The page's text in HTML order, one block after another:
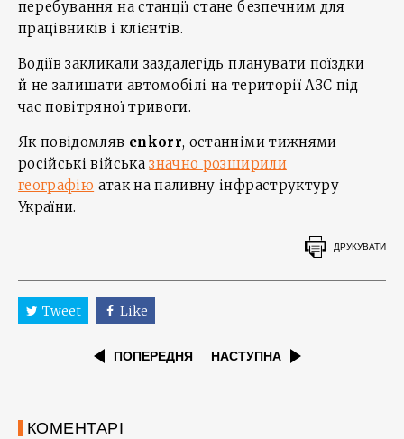
перебування на станції стане безпечним для
працівників і клієнтів.
Водіїв закликали заздалегідь планувати поїздки
й не залишати автомобілі на території АЗС під
час повітряної тривоги.
Як повідомляв enkorr, останніми тижнями
російські військазначно розширили
географію атак на паливну інфраструктуру
України.
ДРУКУВАТИ
Tweet Like
ПОПЕРЕДНЯ НАСТУПНА
КОМЕНТАРІ